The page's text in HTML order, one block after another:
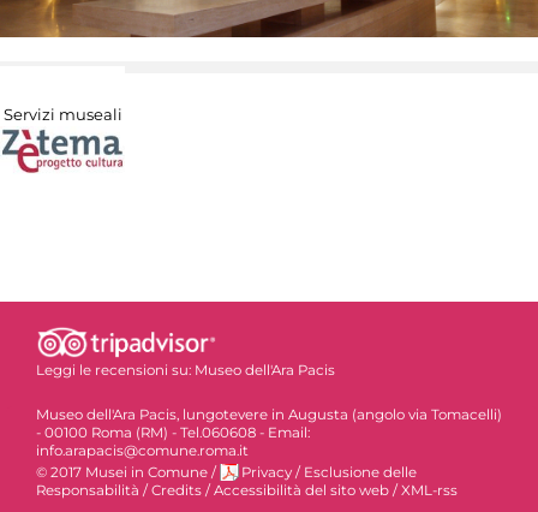
Servizi museali
Leggi le recensioni su: Museo dell'Ara Pacis
Museo dell'Ara Pacis, lungotevere in Augusta (angolo via Tomacelli)
- 00100 Roma (RM) - Tel.060608 - Email:
info.arapacis@comune.roma.it
© 2017 Musei in Comune / Privacy / Esclusione delle
Responsabilità / Credits / Accessibilità del sito web / XML-rss